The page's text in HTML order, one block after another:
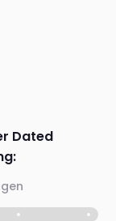
Dated